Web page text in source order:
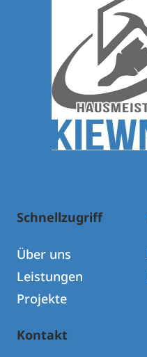
Schnellzugriff
Über uns
Leistungen
Projekte
Kontakt